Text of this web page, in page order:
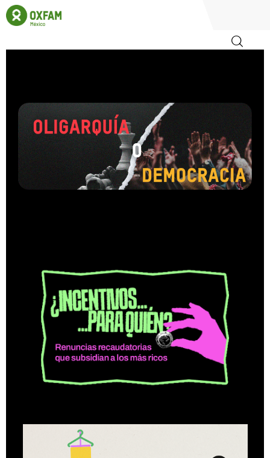
Quienes somos
Igualadas
Biblioteca
Oligarquía o
Democracia
Nueve propuestas contra la
acumulación extrema del poder en
México
Consulta el informe
¿Incentivos para
quién?
Renuncias recaudatorias que
subsidian a los más ricos
Más información